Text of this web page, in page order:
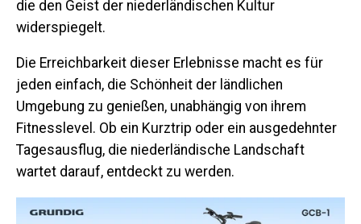
die den Geist der niederländischen Kultur
widerspiegelt.
Die Erreichbarkeit dieser Erlebnisse macht es für
jeden einfach, die Schönheit der ländlichen
Umgebung zu genießen, unabhängig von ihrem
Fitnesslevel. Ob ein Kurztrip oder ein ausgedehnter
Tagesausflug, die niederländische Landschaft
wartet darauf, entdeckt zu werden.